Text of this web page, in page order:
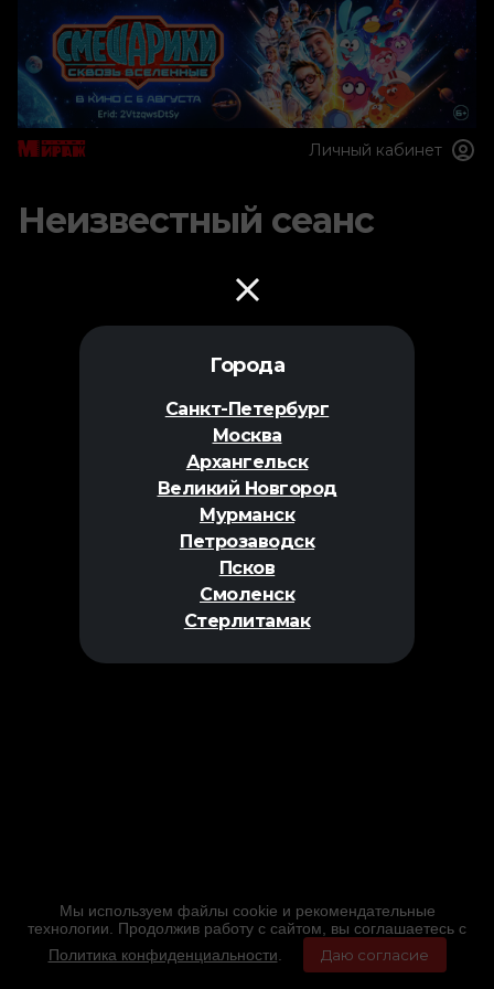
Города
Санкт-Петербург
Москва
Архангельск
Великий Новгород
Мурманск
Петрозаводск
Псков
Смоленск
Стерлитамак
Личный кабинет
Неизвестный сеанс
Мы используем файлы cookie и рекомендательные
технологии. Продолжив работу с сайтом, вы соглашаетесь с
Политика конфиденциальности
Даю согласие